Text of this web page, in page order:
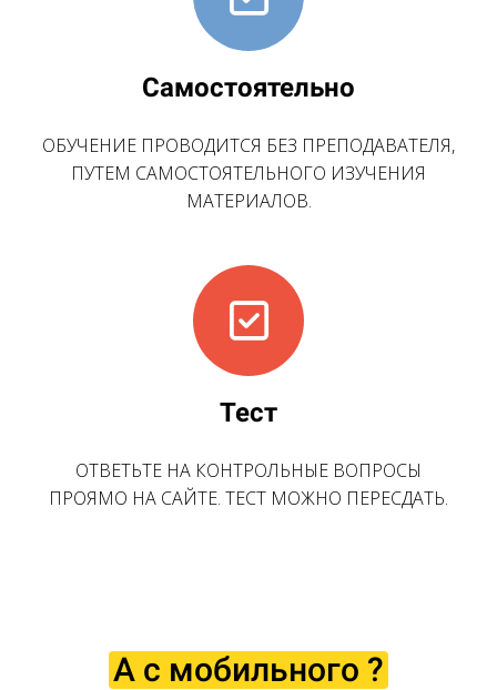
Самостоятельно
ОБУЧЕНИЕ ПРОВОДИТСЯ БЕЗ ПРЕПОДАВАТЕЛЯ,
ПУТЕМ САМОСТОЯТЕЛЬНОГО ИЗУЧЕНИЯ
МАТЕРИАЛОВ.
Тест
ОТВЕТЬТЕ НА КОНТРОЛЬНЫЕ ВОПРОСЫ
ПРОЯМО НА САЙТЕ. ТЕСТ МОЖНО ПЕРЕСДАТЬ.
А с мобильного ?